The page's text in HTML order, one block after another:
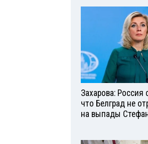
Захарова: Россия
что Белград не
на выпады